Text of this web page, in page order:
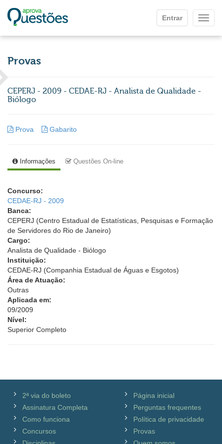
Entrar
Provas
CEPERJ - 2009 - CEDAE-RJ - Analista de Qualidade -
Biólogo
Prova Gabarito
Informações Questões On-line
Concurso:
CEDAE-RJ - 2009
Banca:
CEPERJ (Centro Estadual de Estatísticas, Pesquisas e Formação
de Servidores do Rio de Janeiro)
Cargo:
Analista de Qualidade - Biólogo
Instituição:
CEDAE-RJ (Companhia Estadual de Águas e Esgotos)
Área de Atuação:
Outras
Aplicada em:
09/2009
Nível:
Superior Completo
2ª via do boleto
Assinatura Completa
Como funciona
Concursos
Página inicial
Perguntas frequentes
Política de privacidade
Provas